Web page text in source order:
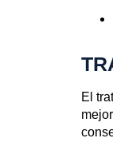
El